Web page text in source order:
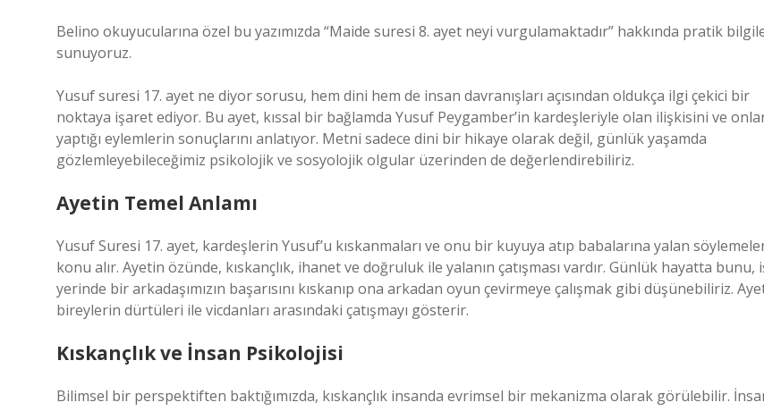
Belino okuyucularına özel bu yazımızda “Maide suresi 8. ayet neyi vurgulamaktadır” hakkında pratik
sunuyoruz.
Yusuf suresi 17. ayet ne diyor sorusu, hem dini hem de insan davranışları açısından oldukça ilgi çekici bir
noktaya işaret ediyor. Bu ayet, kıssal bir bağlamda Yusuf Peygamber’in kardeşleriyle olan ilişkisini ve
yaptığı eylemlerin sonuçlarını anlatıyor. Metni sadece dini bir hikaye olarak değil, günlük yaşamda
gözlemleyebileceğimiz psikolojik ve sosyolojik olgular üzerinden de değerlendirebiliriz.
Ayetin Temel Anlamı
Yusuf Suresi 17. ayet, kardeşlerin Yusuf’u kıskanmaları ve onu bir kuyuya atıp babalarına yalan
konu alır. Ayetin özünde, kıskançlık, ihanet ve doğruluk ile yalanın çatışması vardır. Günlük hayatta bunu,
yerinde bir arkadaşımızın başarısını kıskanıp ona arkadan oyun çevirmeye çalışmak gibi düşünebiliriz.
bireylerin dürtüleri ile vicdanları arasındaki çatışmayı gösterir.
Kıskançlık ve İnsan Psikolojisi
Bilimsel bir perspektiften baktığımızda, kıskançlık insanda evrimsel bir mekanizma olarak görülebilir.